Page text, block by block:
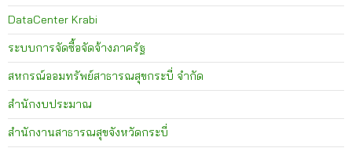
DataCenter Krabi
ระบบการจัดซื้อจัดจ้างภาครัฐ
สหกรณ์ออมทรัพย์สาธารณสุขกระบี่ จำกัด
สำนักงบประมาณ
สำนักงานสาธารณสุขจังหวัดกระบี่